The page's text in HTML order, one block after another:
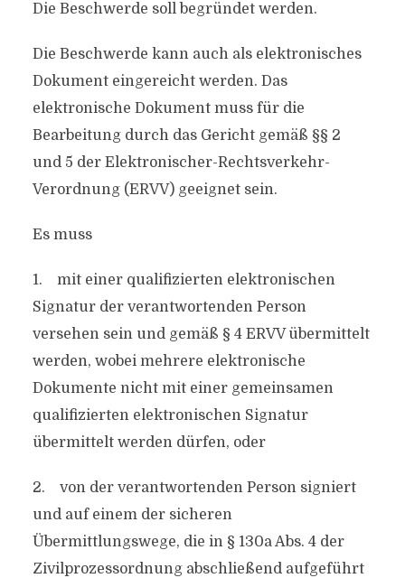
Die Beschwerde soll begründet werden.
Die Beschwerde kann auch als elektronisches
Dokument eingereicht werden. Das
elektronische Dokument muss für die
Bearbeitung durch das Gericht gemäß §§ 2
und 5 der Elektronischer-Rechtsverkehr-
Verordnung (ERVV) geeignet sein.
Es muss
1. mit einer qualifizierten elektronischen
Signatur der verantwortenden Person
versehen sein und gemäß § 4 ERVV übermittelt
werden, wobei mehrere elektronische
Dokumente nicht mit einer gemeinsamen
qualifizierten elektronischen Signatur
übermittelt werden dürfen, oder
2. von der verantwortenden Person signiert
und auf einem der sicheren
Übermittlungswege, die in § 130a Abs. 4 der
Zivilprozessordnung abschließend aufgeführt